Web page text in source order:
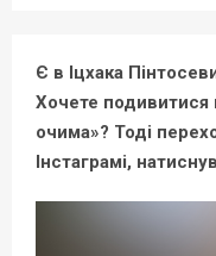
Є в Іцхака
Хочете подивитися
очима»? Тоді
Інстаграмі,